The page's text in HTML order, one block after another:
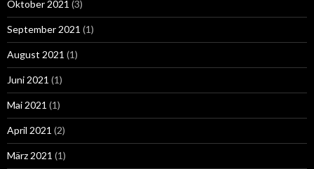
Oktober 2021 (3)
September 2021 (1)
August 2021 (1)
Juni 2021 (1)
Mai 2021 (1)
April 2021 (2)
März 2021 (1)